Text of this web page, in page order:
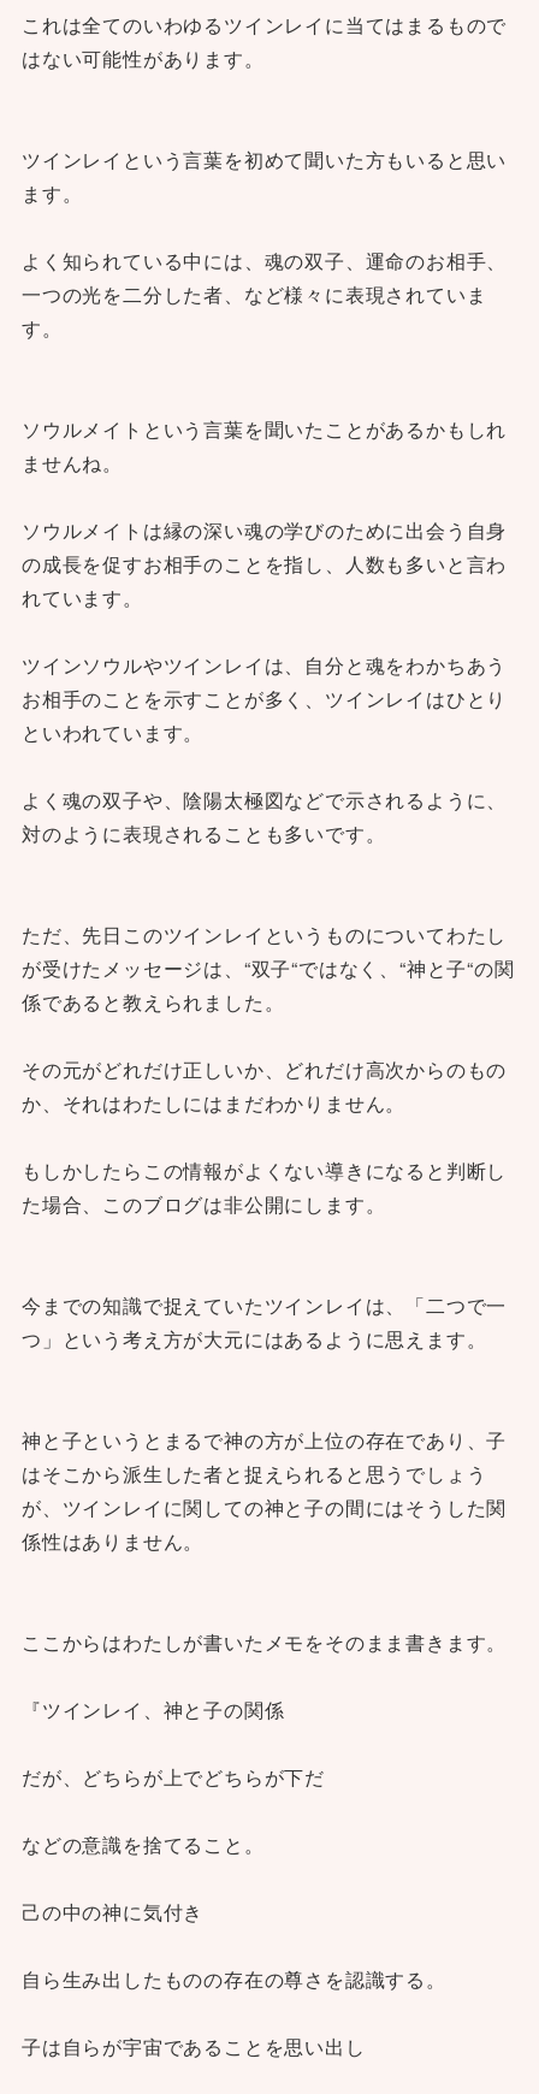
これは全てのいわゆるツインレイに当てはまるもので
はない可能性があります。
ツインレイという言葉を初めて聞いた方もいると思い
ます。
よく知られている中には、魂の双子、運命のお相手、
一つの光を二分した者、など様々に表現されていま
す。
ソウルメイトという言葉を聞いたことがあるかもしれ
ませんね。
ソウルメイトは縁の深い魂の学びのために出会う自身
の成長を促すお相手のことを指し、人数も多いと言わ
れています。
ツインソウルやツインレイは、自分と魂をわかちあう
お相手のことを示すことが多く、ツインレイはひとり
といわれています。
よく魂の双子や、陰陽太極図などで示されるように、
対のように表現されることも多いです。
ただ、先日このツインレイというものについてわたし
が受けたメッセージは、“双子“ではなく、“神と子“の関
係であると教えられました。
その元がどれだけ正しいか、どれだけ高次からのもの
か、それはわたしにはまだわかりません。
もしかしたらこの情報がよくない導きになると判断し
た場合、このブログは非公開にします。
今までの知識で捉えていたツインレイは、「二つで一
つ」という考え方が大元にはあるように思えます。
神と子というとまるで神の方が上位の存在であり、子
はそこから派生した者と捉えられると思うでしょう
が、ツインレイに関しての神と子の間にはそうした関
係性はありません。
ここからはわたしが書いたメモをそのまま書きます。
『ツインレイ、神と子の関係
だが、どちらが上でどちらが下だ
などの意識を捨てること。
己の中の神に気付き
自ら生み出したものの存在の尊さを認識する。
子は自らが宇宙であることを思い出し